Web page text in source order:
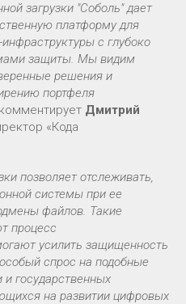
загрузки "Соболь" дает
платформу для
с глубоко
защиты. Мы видим
решения и
портфеля
Дмитрий
«Кода
позволяет отслеживать,
системы при ее
файлов. Такие
процесс
усилить защищенность
спрос на подобные
государственных
на развитии цифровых